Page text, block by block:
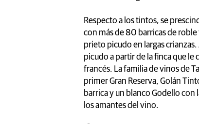
Respecto a los tintos, se
con más de 80 barricas de
prieto picudo en largas
picudo a partir de la finca que le
francés. La familia de vinos de
primer Gran Reserva, Golán
barrica y un blanco Godello con
los amantes del vino.